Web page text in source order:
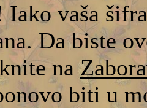
vaša
Da biste
na
biti u